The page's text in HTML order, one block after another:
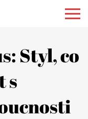
Styl, co
s